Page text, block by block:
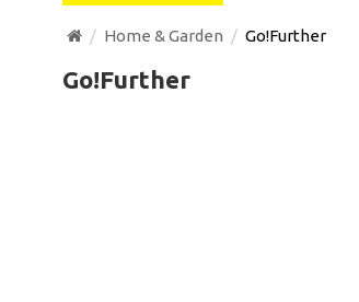
Home & Garden Go!Further
Go!Further